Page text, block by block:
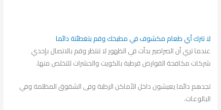
لا تترك أي طعام مكشوف في مطبخك وقم بتغطئتة دائما
عندما تري أن الصراصير بدأت في الظهور لا تنتظر وقم بالاتصال بإحدي
شركات مكافحة القوارض قرطبة بالكويت والحشرات للتخلص منها.
تجدهم دائما يعيشون داخل الأماكن الرطبة وفى الشقوق المظلمة وفي
البالوعات.